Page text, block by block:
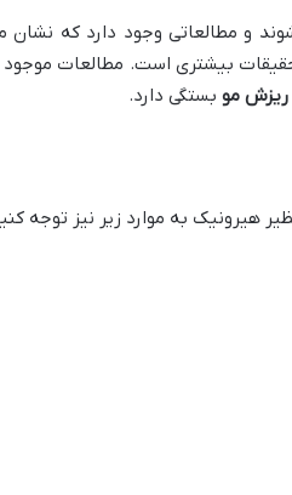
و مطالعاتی وجود دارد که
بیشتری است. مطالعات
مو بستگی دارد.
هیرونیک به موارد زیر نیز توجه